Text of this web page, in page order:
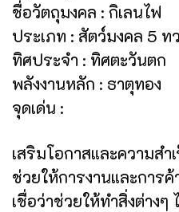
ชื่อวัตถุมงคล : กิเลนไฟ
ประเภท : สัตว์มงคล 5 ท
ทิศประจำ : ทิศตะวันตก
พลังงานหลัก : ธาตุทอง
จุดเด่น :
เสริมโอกาสและความสำ
ช่วยให้การงานและการ
เชื่อว่าช่วยให้ทำสิ่งต่างๆ